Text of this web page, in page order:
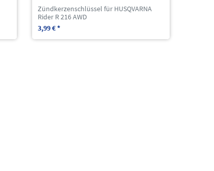
Zündkerzenschlüssel für HUSQVARNA
Rider R 216 AWD
3,99 € *